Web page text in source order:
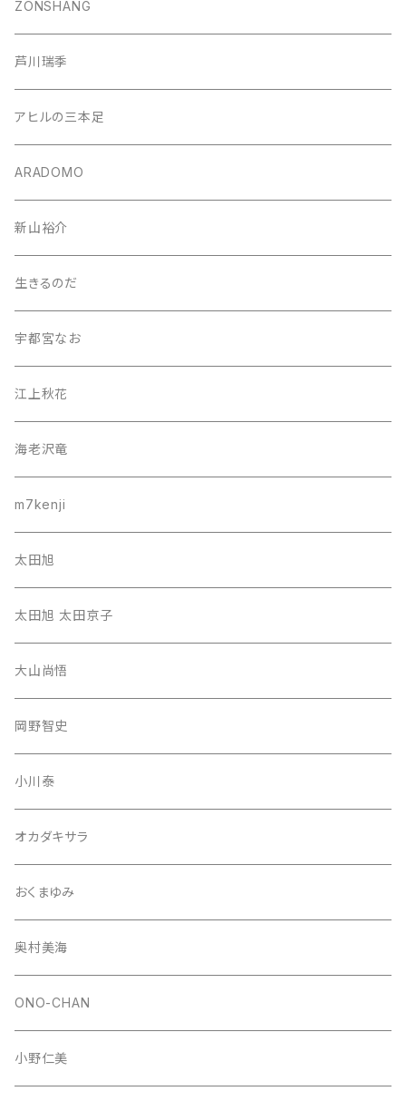
ZONSHANG
芦川瑞季
アヒルの三本足
ARADOMO
新山裕介
生きるのだ
宇都宮なお
江上秋花
海老沢竜
m7kenji
太田旭
太田旭 太田京子
大山尚悟
岡野智史
小川泰
オカダキサラ
おくまゆみ
奥村美海
ONO-CHAN
小野仁美